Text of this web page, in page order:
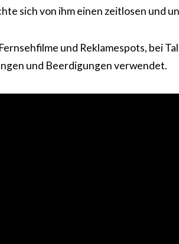
sich von ihm einen zeitlosen und
und Reklamespots, bei
und Beerdigungen verwendet.